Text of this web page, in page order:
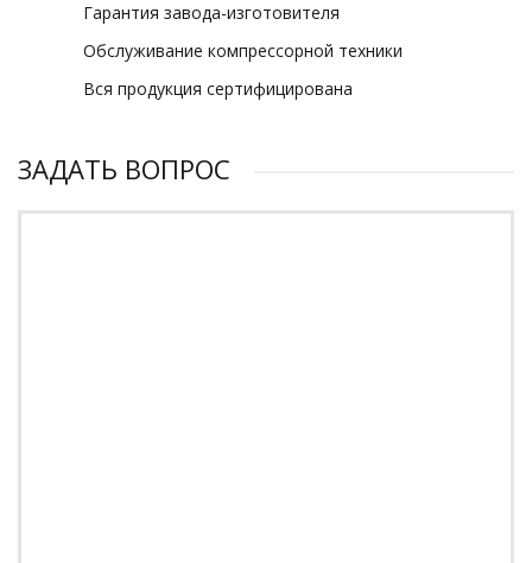
Гарантия завода-изготовителя
Обслуживание компрессорной техники
Вся продукция сертифицирована
ЗАДАТЬ ВОПРОС